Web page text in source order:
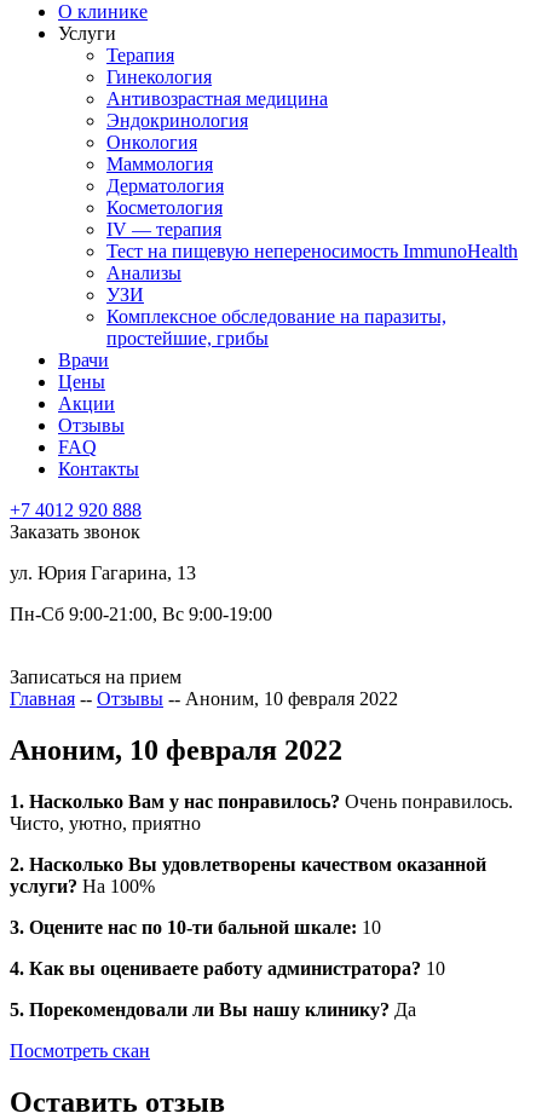
О клинике
Услуги
Терапия
Гинекология
Антивозрастная медицина
Эндокринология
Онкология
Маммология
Дерматология
Косметология
IV — терапия
Тест на пищевую непереносимость ImmunoHealth
Анализы
УЗИ
Комплексное обследование на паразиты,
простейшие, грибы
Врачи
Цены
Акции
Отзывы
FAQ
Контакты
+7 4012 920 888
Заказать звонок
ул. Юрия Гагарина, 13
Пн-Сб 9:00-21:00, Вс 9:00-19:00
Записаться на прием
Главная -- Отзывы -- Аноним, 10 февраля 2022
Аноним, 10 февраля 2022
1. Насколько Вам у нас понравилось? Очень понравилось.
Чисто, уютно, приятно
2. Насколько Вы удовлетворены качеством оказанной
услуги? На 100%
3. Оцените нас по 10-ти бальной шкале: 10
4. Как вы оцениваете работу администратора? 10
5. Порекомендовали ли Вы нашу клинику? Да
Посмотреть скан
Оставить отзыв